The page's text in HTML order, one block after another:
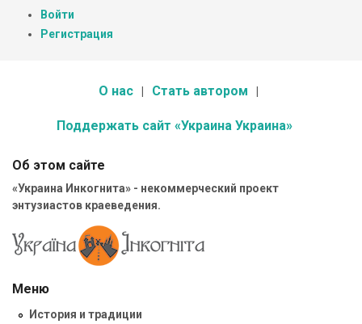
Войти
Регистрация
О нас Стать автором
Поддержать сайт «Украина Украина»
Об этом сайте
«Украина Инкогнита» - некоммерческий проект
энтузиастов краеведения.
Меню
История и традиции